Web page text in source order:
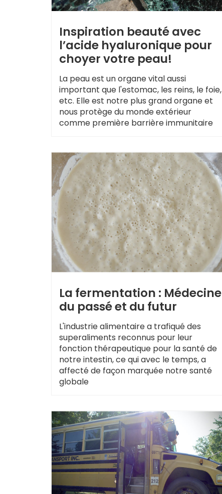
Inspiration beauté avec
l’acide hyaluronique pour
choyer votre peau!
La peau est un organe vital aussi
important que l'estomac, les reins, le foie,
etc. Elle est notre plus grand organe et
nous protège du monde extérieur
comme première barrière immunitaire
La fermentation : Médecine
du passé et du futur
L'industrie alimentaire a trafiqué des
superaliments reconnus pour leur
fonction thérapeutique pour la santé de
notre intestin, ce qui avec le temps, a
affecté de façon marquée notre santé
globale